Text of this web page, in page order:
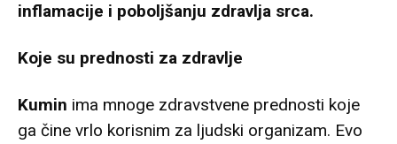
inflamacije i poboljšanju zdravlja srca.
Koje su prednosti za zdravlje
Kumin ima mnoge zdravstvene prednosti koje
ga čine vrlo korisnim za ljudski organizam. Evo